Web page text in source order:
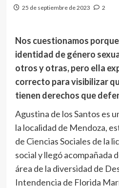
25 de septiembre de 2023 2
Nos cuestionamos
identidad de género
otros y otras, pero ella
correcto para visibilizar
tienen derechos que
Agustina de los Santos es
la localidad de Mendoza,
de Ciencias Sociales de la
social y llegó acompañada
área de la diversidad de
Intendencia de Florida